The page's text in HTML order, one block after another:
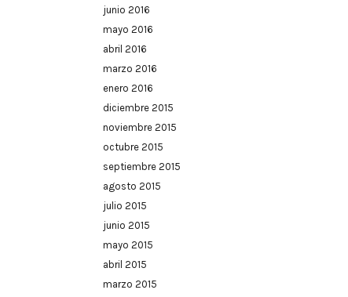
junio 2016
mayo 2016
abril 2016
marzo 2016
enero 2016
diciembre 2015
noviembre 2015
octubre 2015
septiembre 2015
agosto 2015
julio 2015
junio 2015
mayo 2015
abril 2015
marzo 2015